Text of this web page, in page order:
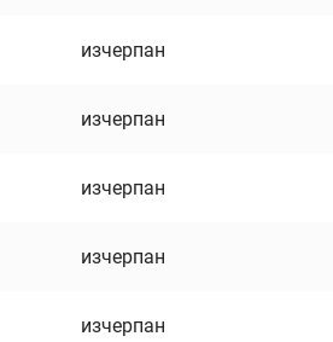
изчерпан
изчерпан
изчерпан
изчерпан
изчерпан